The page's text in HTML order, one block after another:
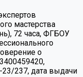
мастерства
72 часа, ФГБОУ
о
237, дата выдачи